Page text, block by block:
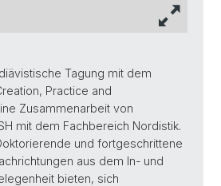
Tagung mit dem
Practice and
Zusammenarbeit von
mit dem Fachbereich Nordistik.
und fortgeschrittene
aus dem In- und
bieten, sich